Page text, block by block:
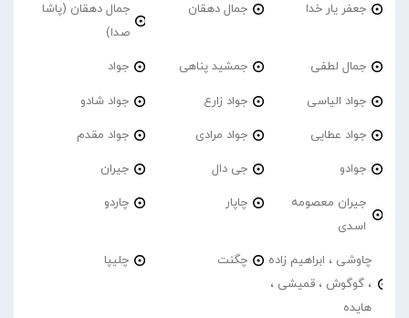
جعفر یار خدا جمال دهقان
جمال دهقان (پاشا
صدا)
جمال لطفی جمشید پناهی جواد
جواد الیاسی جواد زارع جواد شادو
جواد عطایی جواد مرادی جواد مقدم
جوادو جی دال جیران
جیران معصومه
اسدی
چاپار چاردو
چاوشی ، ابراهیم زاده
، گوگوش ، قمیشی ،
هایده
چگنت چلیپا